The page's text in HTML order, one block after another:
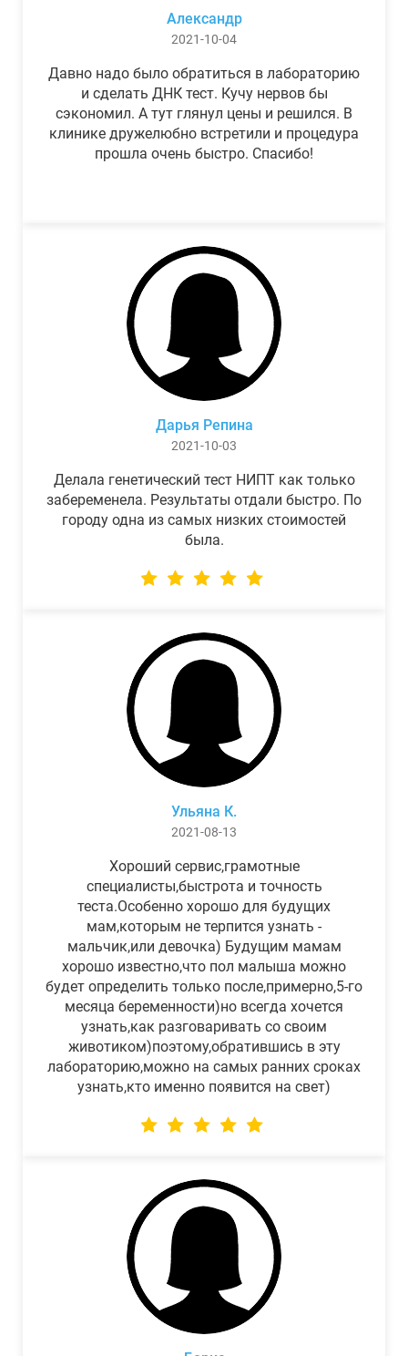
Александр
2021-10-04
Давно надо было обратиться в лабораторию
и сделать ДНК тест. Кучу нервов бы
сэкономил. А тут глянул цены и решился. В
клинике дружелюбно встретили и процедура
прошла очень быстро. Спасибо!
Дарья Репина
2021-10-03
Делала генетический тест НИПТ как только
забеременела. Результаты отдали быстро. По
городу одна из самых низких стоимостей
была.
Ульяна К.
2021-08-13
Хороший сервис,грамотные
специалисты,быстрота и точность
теста.Особенно хорошо для будущих
мам,которым не терпится узнать -
мальчик,или девочка) Будущим мамам
хорошо известно,что пол малыша можно
будет определить только после,примерно,5-го
месяца беременности)но всегда хочется
узнать,как разговаривать со своим
животиком)поэтому,обратившись в эту
лабораторию,можно на самых ранних сроках
узнать,кто именно появится на свет)